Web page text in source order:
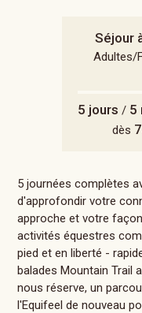
Séjour
Adultes/
5 jours / 5
dès
5 journées complètes
d'approfondir votre
approche et votre
activités équestres
pied et en liberté -
balades Mountain Trail
nous réserve, un
l'Equifeel de nouveau